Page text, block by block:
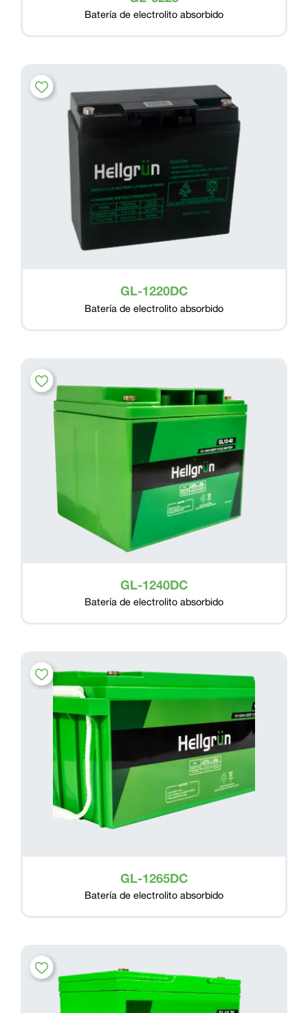
Batería de electrolito absorbido
GL-1220DC
Batería de electrolito absorbido
GL-1240DC
Batería de electrolito absorbido
GL-1265DC
Batería de electrolito absorbido